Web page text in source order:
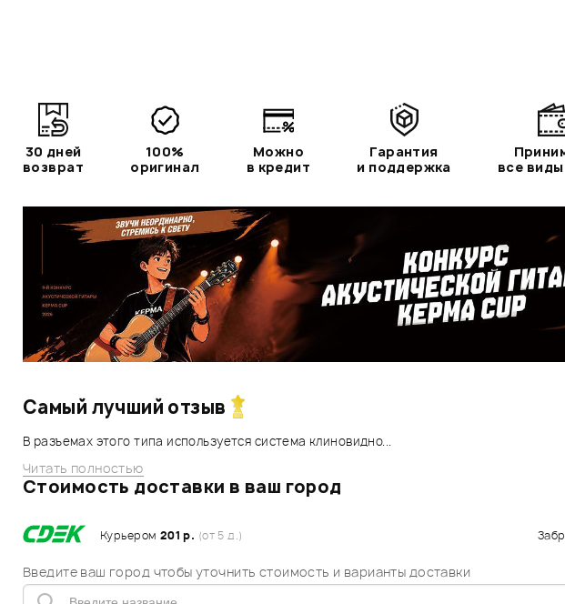
30 дней
возврат
100%
оригинал
Можно
в кредит
Гарантия
и поддержка
все
Самый лучший отзыв
В разъемах этого типа используется система клиновидно...
Читать полностью
Стоимость доставки в ваш город
Курьером 201 р. (от 5 д.)
Введите ваш город чтобы уточнить стоимость и варианты доставки